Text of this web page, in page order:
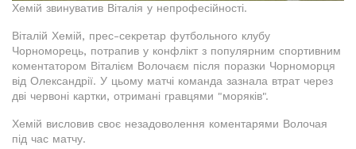
Хемій звинуватив Віталія у непрофесійності.
Віталій Хемій, прес-секретар футбольного клубу
Чорноморець, потрапив у конфлікт з популярним спортивним
коментатором Віталієм Волочаєм після поразки Чорноморця
від Олександрії. У цьому матчі команда зазнала втрат через
дві червоні картки, отримані гравцями "моряків".
Хемій висловив своє незадоволення коментарями Волочая
під час матчу.